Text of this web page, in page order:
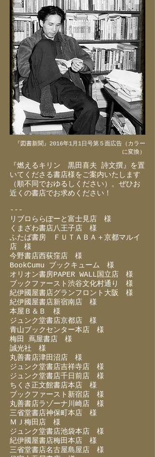
『図書新聞』2016年1月1日号第５面広告（カラー
に変換）
『燃えるキリン 黒田喜夫 詩文撰』を置
いてくださる書店様をご案内いたします
（順不同でおゆるしください）。ぜひお
近くの書店でお求めください！
---
リブロららぽーと富士見店 様
くまざわ書店八王子店 様
ふたば書房 ＦＵＴＡＢＡ＋京都マルイ
店 様
今野書店西荻窪店 様
BookCumu ブックキューム 様
オリオン書房PAPER WALL国立店 様
ブックファースト渋谷文化村通り 様
紀伊國屋書店グランフロント大阪 様
紀伊國屋書店新宿南店 様
本屋Ｂ＆Ｂ 様
ジュンク堂書店京都店 様
青山ブックセンター本店 様
梅田 蔦屋書店 様
誠光社 様
丸善書店津田沼店 様
ジュンク堂書店吉祥寺店 様
ジュンク堂書店千日前店 様
ちくさ正文館書店本店 様
ブックファースト新宿店 様
丸善書店ラゾーナ川崎店 様
三省堂書店神保町本店 様
ＭＪ梅田店 様
ジュンク堂書店池袋本店 様
紀伊國屋書店梅田本店 様
三省堂書店名古屋島屋店 様